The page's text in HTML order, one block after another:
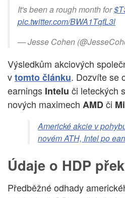
It's been a rough month for
pic.twitter.com/BWA1TqfL3l
— Jesse Cohen
Výsledkům akciových
vtomto článku. Dozvíte se
earnings Intelu či leteckých
nových maximech AMDči
Americké akcie v
novém ATH, Intel po
Údaje o HDP
Předběžné odhady